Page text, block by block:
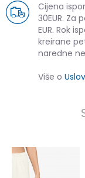
Cijena
30EUR. Za
EUR. Rok
kreirane
naredne
Više o